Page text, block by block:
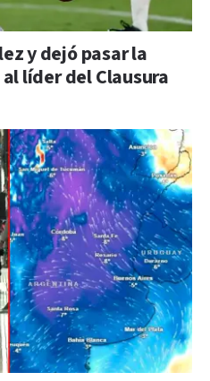
y dejó pasar la
líder del Clausura